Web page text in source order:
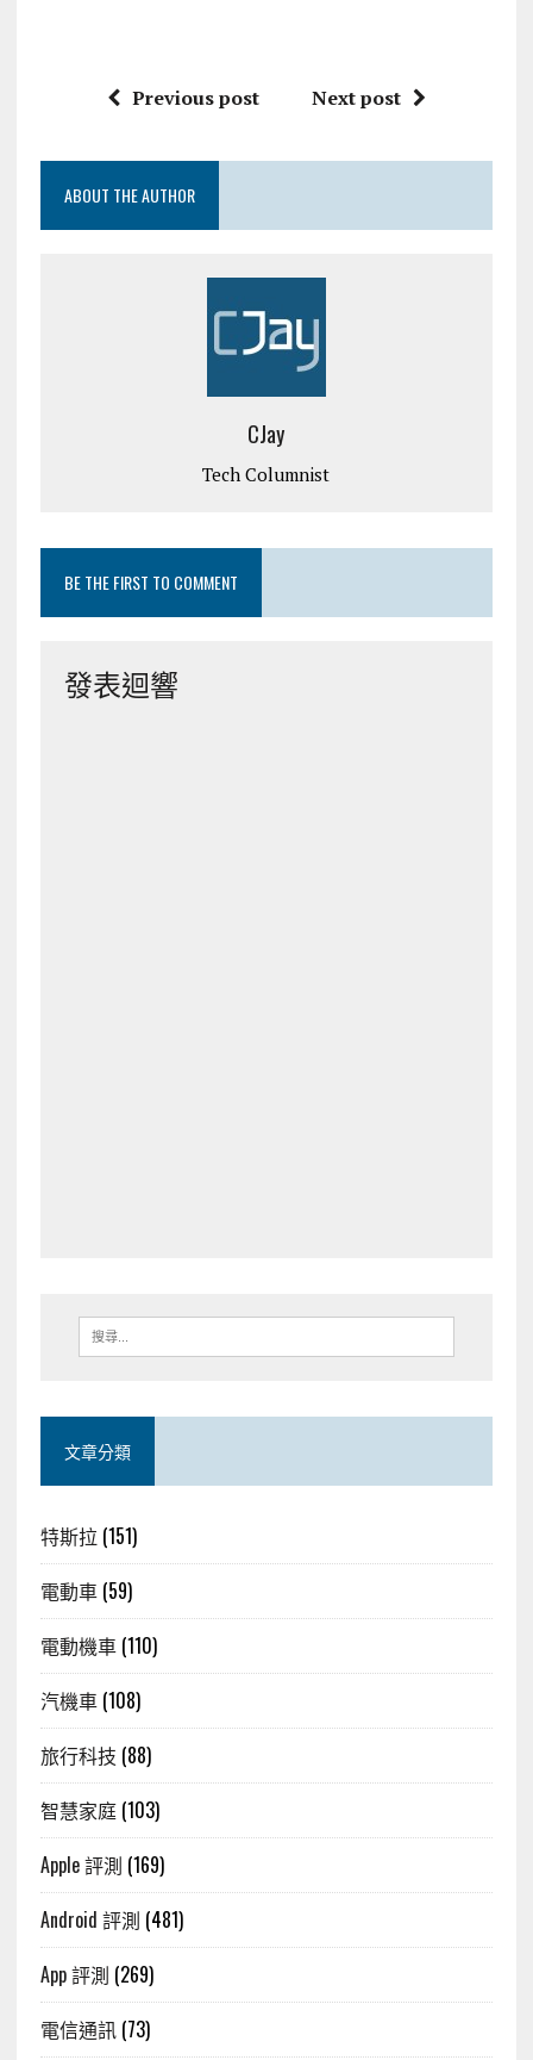
Previous post Next post
ABOUT THE AUTHOR
CJay
Tech Columnist
BE THE FIRST TO COMMENT
發表迴響
文章分類
特斯拉 (151)
電動車(59)
電動機車(110)
汽機車(108)
旅行科技 (88)
智慧家庭(103)
Apple 評測 (169)
Android 評測 (481)
App 評測 (269)
電信通訊(73)